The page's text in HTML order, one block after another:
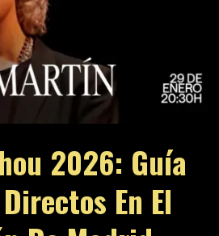
2026: Guía
En El